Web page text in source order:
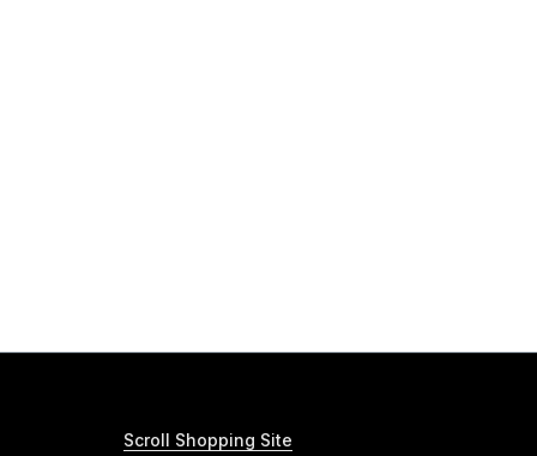
Scroll Shopping Site